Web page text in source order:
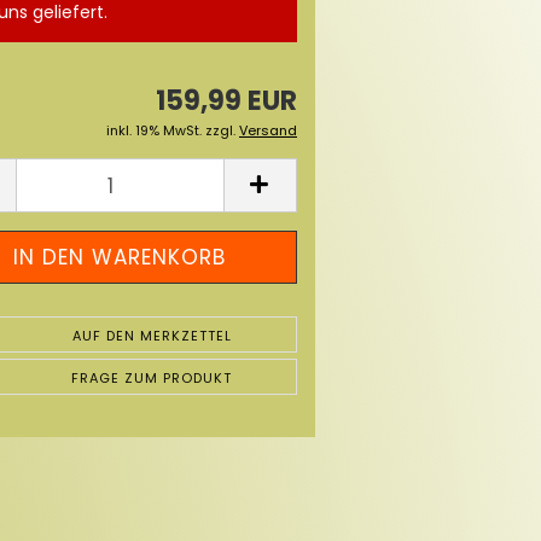
geliefert.
159,99 EUR
inkl. 19% MwSt. zzgl.Versand
AUF DEN MERKZETTEL
FRAGE ZUM PRODUKT